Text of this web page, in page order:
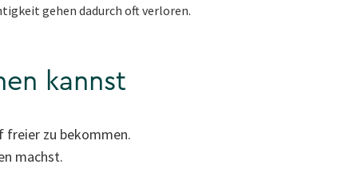
gehen dadurch oft verloren.
kannst
freier zu bekommen.
machst.